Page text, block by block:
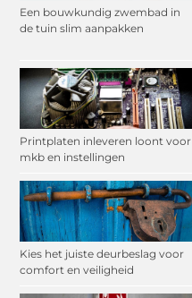
Een bouwkundig zwembad in
de tuin slim aanpakken
Printplaten inleveren loont voor
mkb en instellingen
Kies het juiste deurbeslag voor
comfort en veiligheid